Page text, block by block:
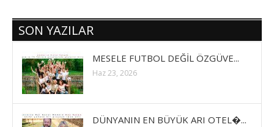
SON YAZILAR
MESELE FUTBOL DEĞİL ÖZGÜVE...
Haz 23, 2026
DÜNYANIN EN BÜYÜK ARI OTEL�...